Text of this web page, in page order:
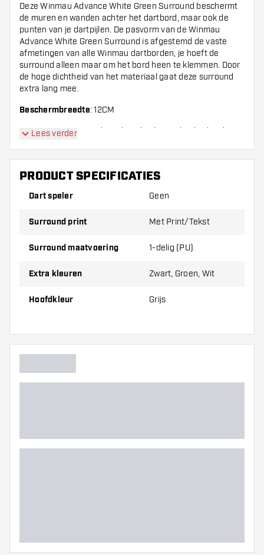
Deze Winmau Advance White Green Surround beschermt
de muren en wanden achter het dartbord, maar ook de
punten van je dartpijlen. De pasvorm van de Winmau
Advance White Green Surround is afgestemd de vaste
afmetingen van alle Winmau dartborden, je hoeft de
surround alleen maar om het bord heen te klemmen. Door
de hoge dichtheid van het materiaal gaat deze surround
extra lang mee.
Beschermbreedte: 12CM
Let op! Deze surround wordt verkocht zonder dartbord.
Lees verder
PRODUCT SPECIFICATIES
Dart speler Geen
Surround print Met Print/Tekst
Surround maatvoering 1-delig (PU)
Extra kleuren Zwart, Groen, Wit
Hoofdkleur Grijs